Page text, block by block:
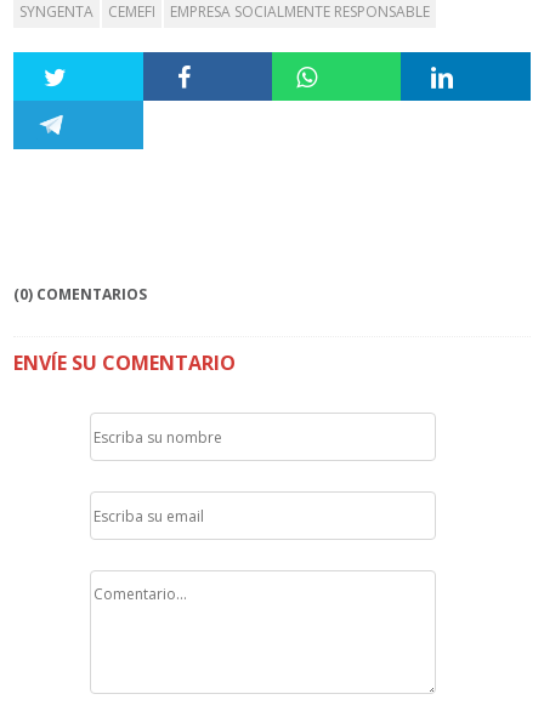
SYNGENTA CEMEFI EMPRESA SOCIALMENTE RESPONSABLE
(0) COMENTARIOS
ENVÍE SU COMENTARIO